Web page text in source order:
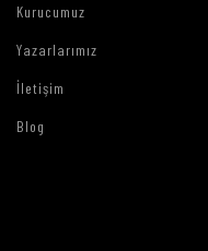
Kurucumuz
Yazarlarımız
İletişim
Blog